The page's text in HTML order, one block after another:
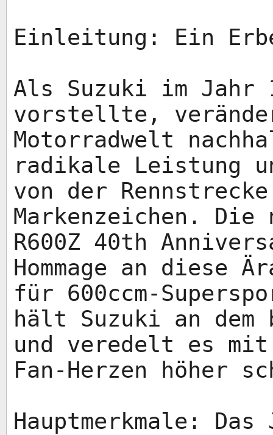
Einleitung: Ein
Als Suzuki im Jahr
vorstellte,
Motorradwelt
radikale Leistung
von der Rennstrecke
Markenzeichen. Die
R600Z 40th
Hommage an diese
für 600ccm-
hält Suzuki an dem
und veredelt es
Fan-Herzen höher
Hauptmerkmale: